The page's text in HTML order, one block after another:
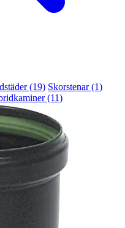
(19) Skorstenar (1)
(11)